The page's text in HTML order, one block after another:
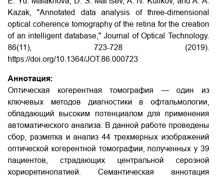
Kazak, "Annotated data analysis of three-dimensional
optical coherence tomography of the retina for the creation
of an intelligent database," Journal of Optical Technology.
86(11), 723-728 (2019).
https://doi.org/10.1364/JOT.86.000723
Аннотация:
Оптическая когерентная томография — один из
ключевых методов диагностики в офтальмологии,
обладающий высоким потенциалом для применения
автоматического анализа. В данной работе проведены
сбор, разметка и анализ 44 трехмерных изображений
оптической когерентной томографии, полученных у 39
пациентов, страдающих центральной серозной
хориоретинопатией. Семантическая аннотация